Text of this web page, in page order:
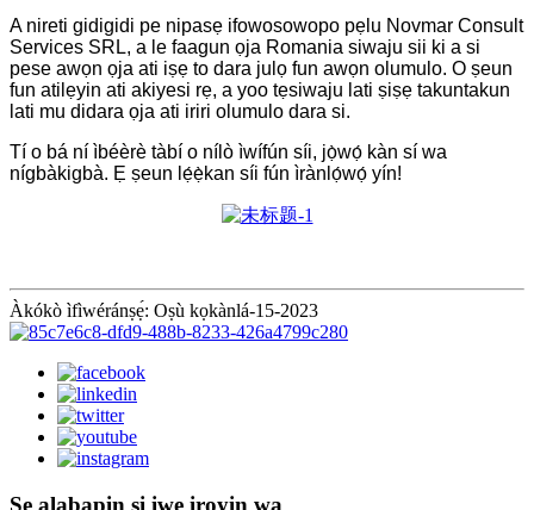
A nireti gidigidi pe nipasẹ ifowosowopo pẹlu Novmar Consult
Services SRL, a le faagun ọja Romania siwaju sii ki a si
pese awọn ọja ati iṣẹ to dara julọ fun awọn olumulo. O ṣeun
fun atilẹyin ati akiyesi rẹ, a yoo tẹsiwaju lati ṣiṣẹ takuntakun
lati mu didara ọja ati iriri olumulo dara si.
Tí o bá ní ìbéèrè tàbí o nílò ìwífún síi, jọ̀wọ́ kàn sí wa
nígbàkigbà. Ẹ ṣeun lẹ́ẹ̀kan síi fún ìrànlọ́wọ́ yín!
Àkókò ìfìwéránṣẹ́: Oṣù kọkànlá-15-2023
Ṣe alabapin si iwe iroyin wa